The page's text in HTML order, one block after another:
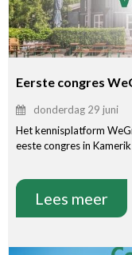
Eerste congres
donderdag 29 juni
Het kennisplatform
eeste congres in
Lees meer